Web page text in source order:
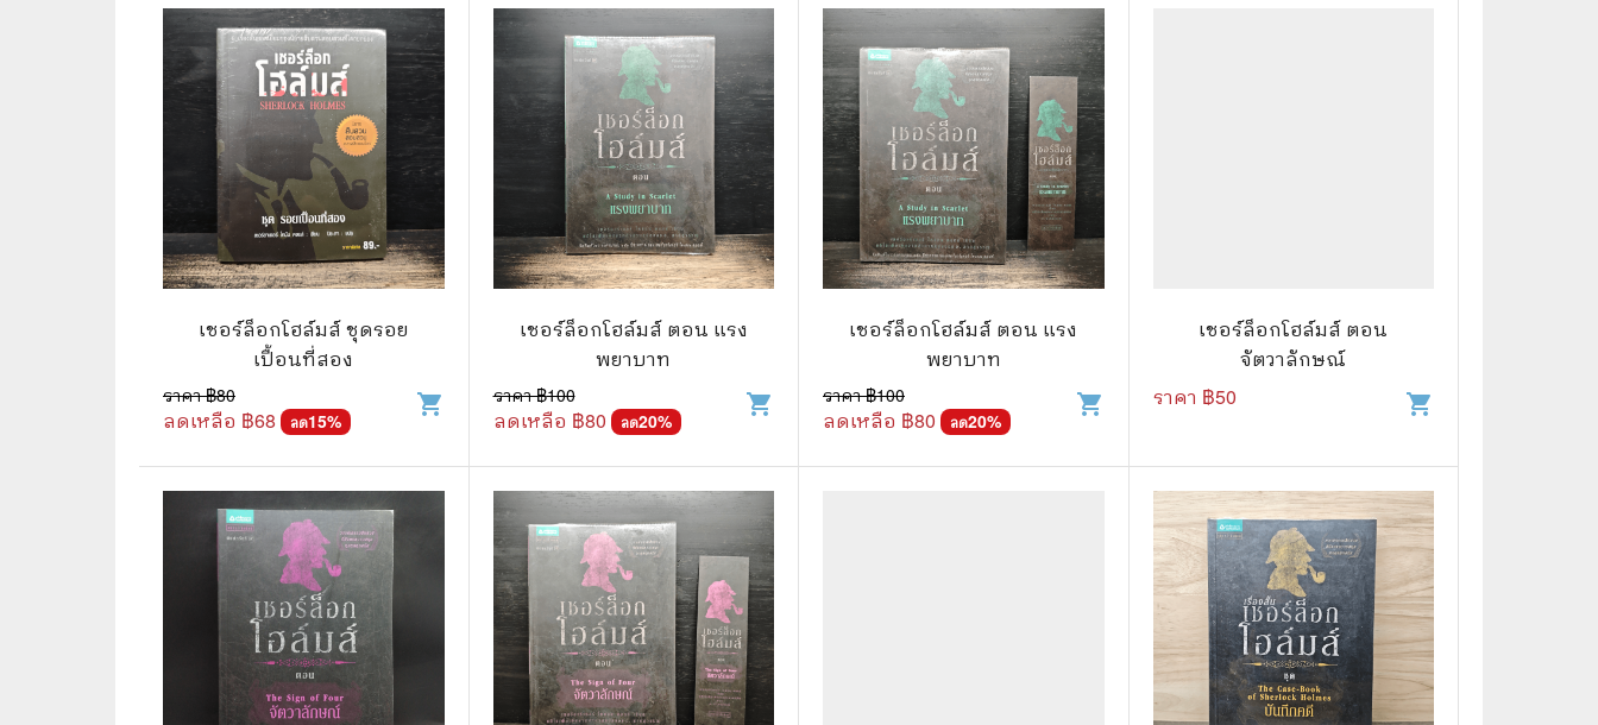
เชอร์ล็อกโฮล์มส์ ชุดรอย
เปื้อนที่สอง
ราคา ฿80
ลดเหลือ ฿68 ลด15%
shopping_cart
เชอร์ล็อกโฮล์มส์ ตอน แรง
พยาบาท
ราคา ฿100
ลดเหลือ ฿80 ลด20%
shopping_cart
เชอร์ล็อกโฮล์มส์ ตอน แรง
พยาบาท
ราคา ฿100
ลดเหลือ ฿80 ลด20%
shopping_cart
เชอร์ล็อกโฮล์มส์ ตอน
จัตวาลักษณ์
ราคา ฿50 shopping_cart
🏵️ บทกวี บทกลอน
🏞️ นิยายภาพ
👨‍❤️‍👨 นิยายวาย นิยายยูริ
✍️ นิยายฟิคชั่น
🌏 นิยายแปล
🏰 วรรณกรรมเยาวชน
🛸 ไซไฟ วิทยาศาสตร์
🌟 นิยายไลท์โนเวล
🏮 นิยายจีน
🌞 นิยายแจ่มใส
❤️ รัก โรแมนติก
❤️‍🔥❤️‍🔥 นิยายรัก ราคาถูกสุด
💀 ผี สยองขวัญ ระทึกขวัญ
🟩 สนพ.บงกช
☀️ สนพ.วิบูลย์กิจ
🟦 สนพ.เนชั่น
⭕ สนพ.สยามอินเตอร์
🔴 สนพ.บูรพัฒน์
🔲 สนพ.Zenshu
การ์ตูนรายเดือน รายสัปดาห์
การ์ตูนแก๊ก
กล่อง BOXSET การ์ตูน
หนังสือการ์ตูน
🐲 หนังสือเด็ก
🪐 ความรู้สำหรับเด็ก
🎴 Card Sleeves ซองใส่การ์ด
Board Game
📒 สมุดบันทึก
🎥 ของสะสมจากหนังและการ์ตูน
📅 ปฏิทินเก่า
อื่นๆ